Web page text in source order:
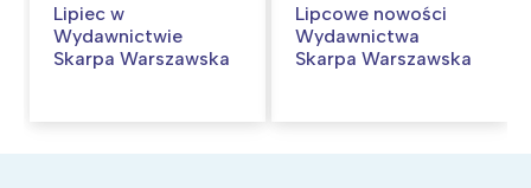
Lipiec w
Wydawnictwie
Skarpa Warszawska
Lipcowe nowości
Wydawnictwa
Skarpa Warszawska